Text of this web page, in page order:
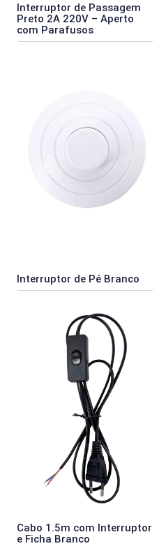
Interruptor de Passagem
Preto 2A 220V – Aperto
com Parafusos
Interruptor de Pé Branco
Cabo 1.5m com Interruptor
e Ficha Branco